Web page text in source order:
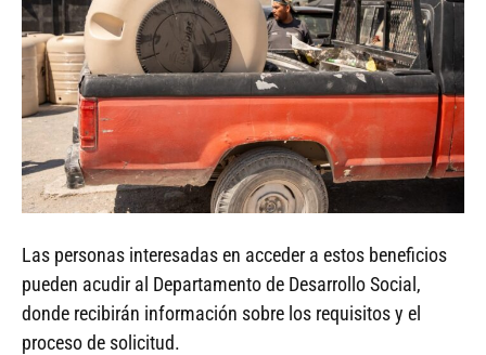
Las personas interesadas en acceder a estos beneficios
pueden acudir al Departamento de Desarrollo Social,
donde recibirán información sobre los requisitos y el
proceso de solicitud.